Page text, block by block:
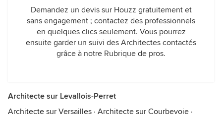
Demandez un devis sur Houzz gratuitement et
sans engagement ; contactez des professionnels
en quelques clics seulement. Vous pourrez
ensuite garder un suivi des Architectes contactés
grâce à notre Rubrique de pros.
Architecte sur Levallois-Perret
Architecte sur Versailles · Architecte sur Courbevoie ·